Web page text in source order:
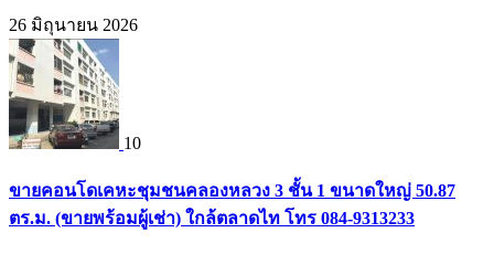
26 มิถุนายน 2026
10
ขายคอนโดเคหะชุมชนคลองหลวง 3 ชั้น 1 ขนาดใหญ่ 50.87
ตร.ม. (ขายพร้อมผู้เช่า) ใกล้ตลาดไท โทร 084-9313233